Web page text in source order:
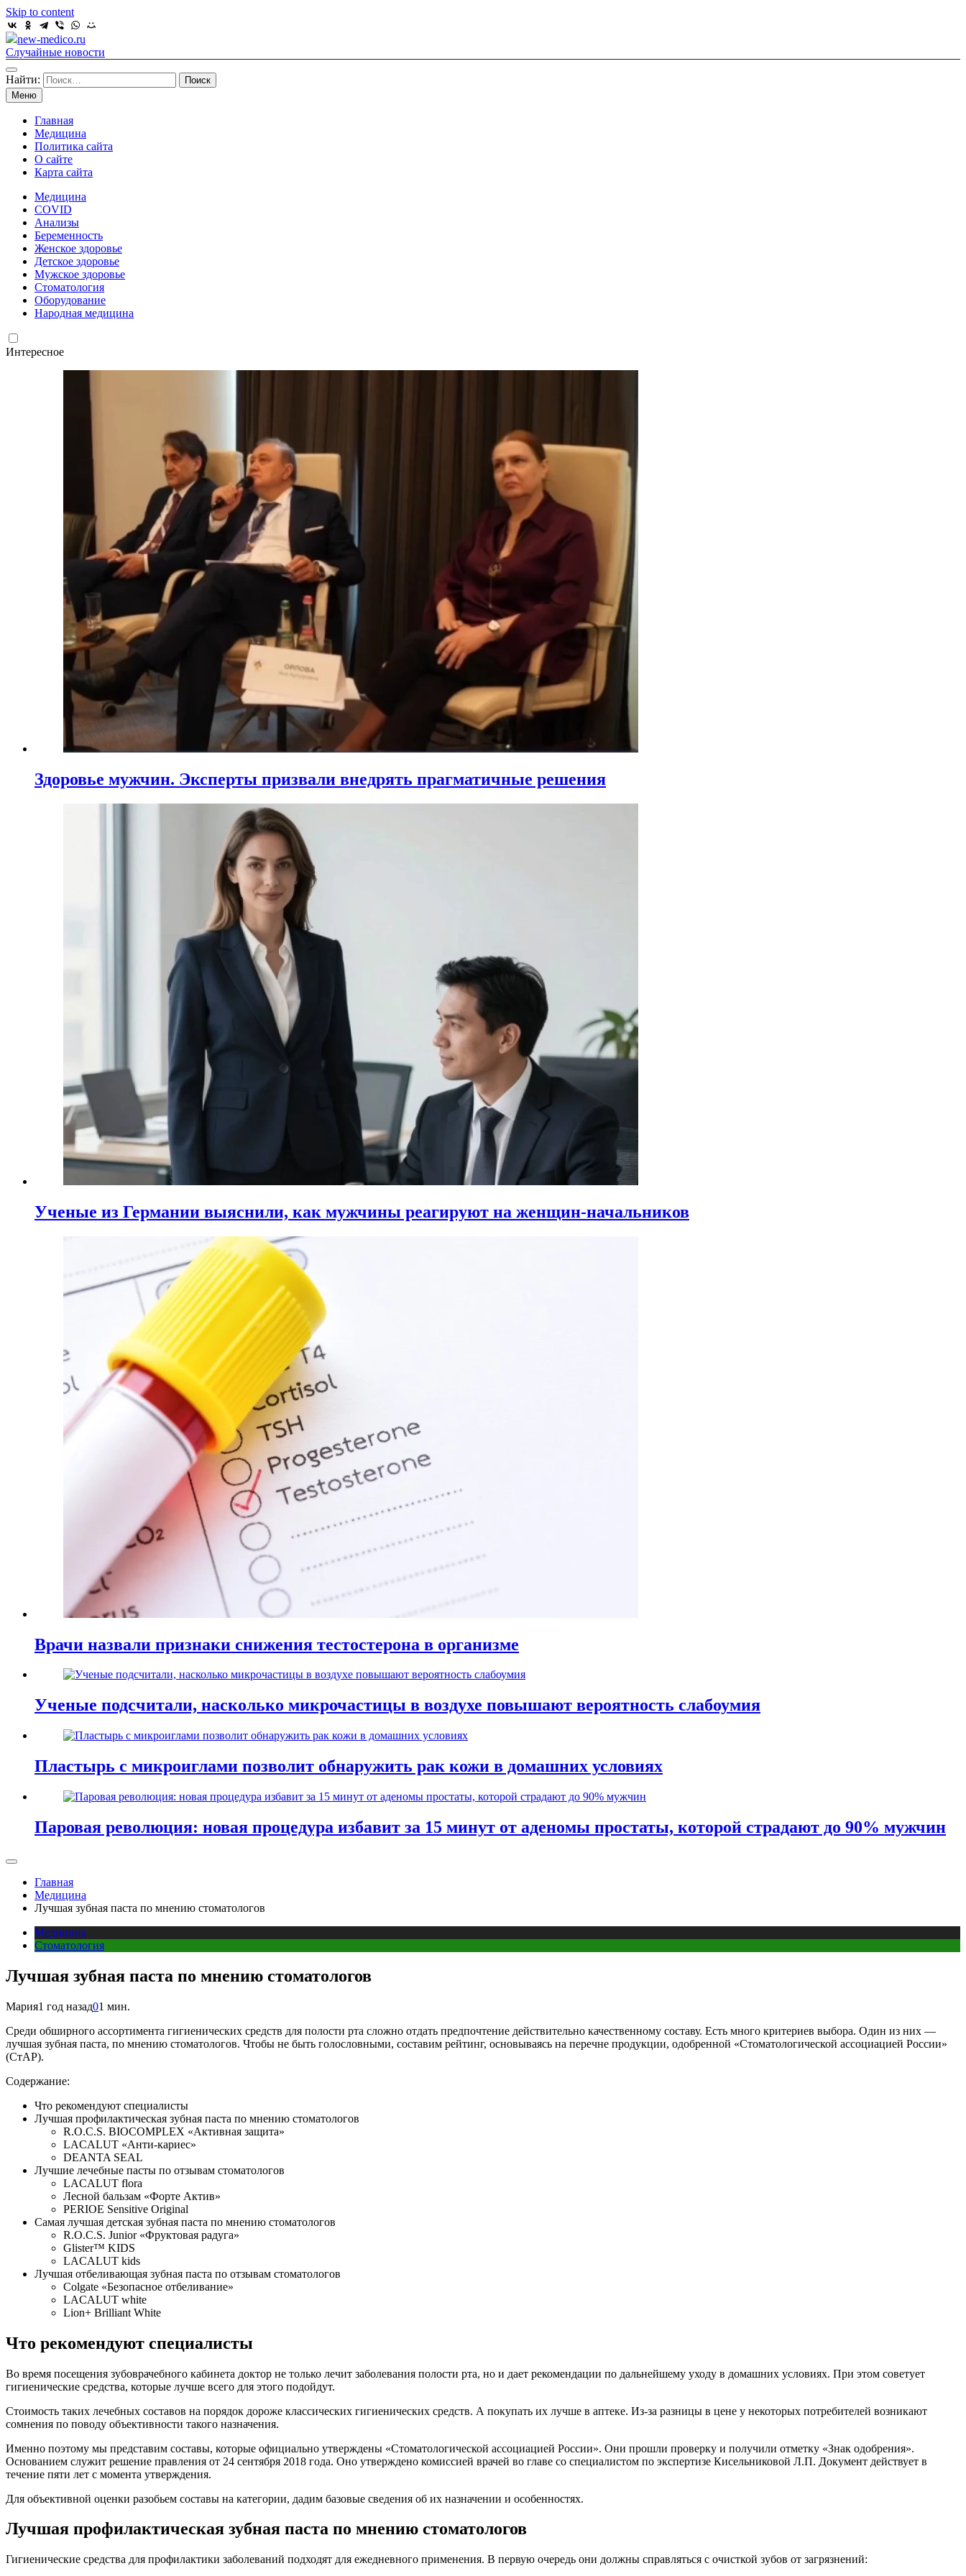
Skip to content
new-medico.ru
Случайные новости
Найти:
Меню
Главная
Медицина
Политика сайта
О сайте
Карта сайта
Медицина
COVID
Анализы
Беременность
Женское здоровье
Детское здоровье
Мужское здоровье
Стоматология
Оборудование
Народная медицина
Интересное
Здоровье мужчин. Эксперты призвали внедрять прагматичные решения
Ученые из Германии выяснили, как мужчины реагируют на женщин-начальников
Врачи назвали признаки снижения тестостерона в организме
Ученые подсчитали, насколько микрочастицы в воздухе повышают вероятность слабоумия
Пластырь с микроиглами позволит обнаружить рак кожи в домашних условиях
Паровая революция: новая процедура избавит за 15 минут от аденомы простаты, которой страдают до 90% мужчин
Главная
Медицина
Лучшая зубная паста по мнению стоматологов
Медицина
Стоматология
Лучшая зубная паста по мнению стоматологов
Мария1 год назад01 мин.
Среди обширного ассортимента гигиенических средств для полости рта сложно отдать предпочтение действительно качественному составу. Есть много критериев выбора. Один из них —
лучшая зубная паста, по мнению стоматологов. Чтобы не быть голословными, составим рейтинг, основываясь на перечне продукции, одобренной «Стоматологической ассоциацией России»
(СтАР).
Содержание:
Что рекомендуют специалисты
Лучшая профилактическая зубная паста по мнению стоматологов
R.O.C.S. BIOCOMPLEX «Активная защита»
LACALUT «Анти-кариес»
DEANTA SEAL
Лучшие лечебные пасты по отзывам стоматологов
LACALUT flora
Лесной бальзам «Форте Актив»
PERIOE Sensitive Original
Самая лучшая детская зубная паста по мнению стоматологов
R.O.C.S. Junior «Фруктовая радуга»
Glister™ KIDS
LACALUT kids
Лучшая отбеливающая зубная паста по отзывам стоматологов
Colgate «Безопасное отбеливание»
LACALUT white
Lion+ Brilliant White
Что рекомендуют специалисты
Во время посещения зубоврачебного кабинета доктор не только лечит заболевания полости рта, но и дает рекомендации по дальнейшему уходу в домашних условиях. При этом советует
гигиенические средства, которые лучше всего для этого подойдут.
Стоимость таких лечебных составов на порядок дороже классических гигиенических средств. А покупать их лучше в аптеке. Из-за разницы в цене у некоторых потребителей возникают
сомнения по поводу объективности такого назначения.
Именно поэтому мы представим составы, которые официально утверждены «Стоматологической ассоциацией России». Они прошли проверку и получили отметку «Знак одобрения».
Основанием служит решение правления от 24 сентября 2018 года. Оно утверждено комиссией врачей во главе со специалистом по экспертизе Кисельниковой Л.П. Документ действует в
течение пяти лет с момента утверждения.
Для объективной оценки разобьем составы на категории, дадим базовые сведения об их назначении и особенностях.
Лучшая профилактическая зубная паста по мнению стоматологов
Гигиенические средства для профилактики заболеваний подходят для ежедневного применения. В первую очередь они должны справляться с очисткой зубов от загрязнений: